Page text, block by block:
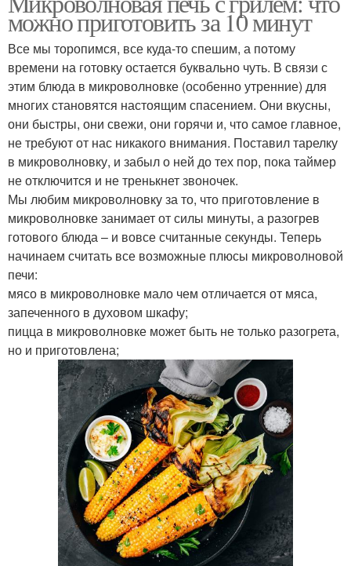
можно приготовить за 10 минут
Все мы торопимся, все куда-то спешим, а потому
времени на готовку остается буквально чуть. В связи с
этим блюда в микроволновке (особенно утренние) для
многих становятся настоящим спасением. Они вкусны,
они быстры, они свежи, они горячи и, что самое главное,
не требуют от нас никакого внимания. Поставил тарелку
в микроволновку, и забыл о ней до тех пор, пока таймер
не отключится и не тренькнет звоночек.
Мы любим микроволновку за то, что приготовление в
микроволновке занимает от силы минуты, а разогрев
готового блюда – и вовсе считанные секунды. Теперь
начинаем считать все возможные плюсы микроволновой
печи:
мясо в микроволновке мало чем отличается от мяса,
запеченного в духовом шкафу;
пицца в микроволновке может быть не только разогрета,
но и приготовлена;